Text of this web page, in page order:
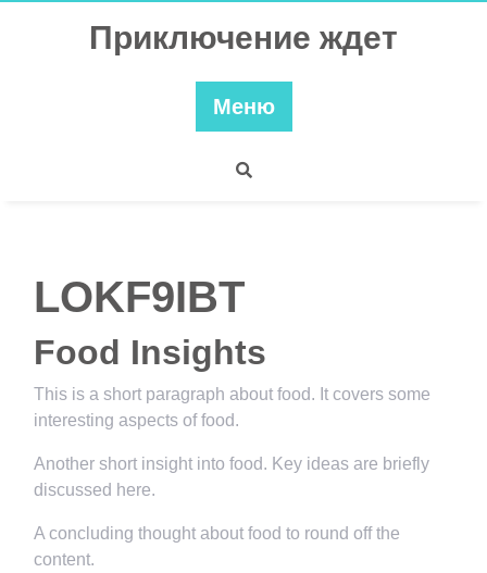
Приключение ждет
Меню
LOKF9IBT
Food Insights
This is a short paragraph about food. It covers some
interesting aspects of food.
Another short insight into food. Key ideas are briefly
discussed here.
A concluding thought about food to round off the
content.